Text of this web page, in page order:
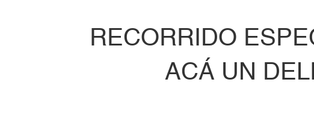
RECORRIDO
ACÁ UN